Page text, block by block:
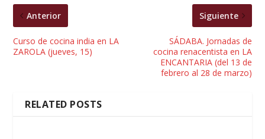
Anterior
Curso de cocina india en LA
ZAROLA (jueves, 15)
Siguiente
SÁDABA. Jornadas de
cocina renacentista en LA
ENCANTARIA (del 13 de
febrero al 28 de marzo)
RELATED POSTS